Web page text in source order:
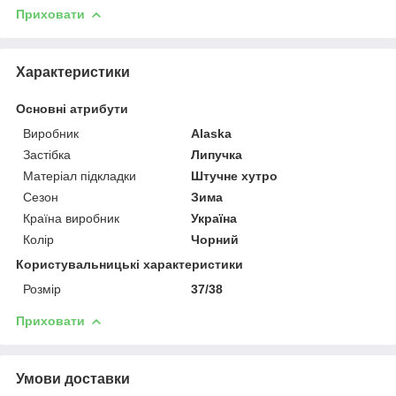
Приховати
Характеристики
Основні атрибути
Виробник
Alaska
Застібка
Липучка
Матеріал підкладки
Штучне хутро
Сезон
Зима
Країна виробник
Україна
Колір
Чорний
Користувальницькі характеристики
Розмір
37/38
Приховати
Умови доставки